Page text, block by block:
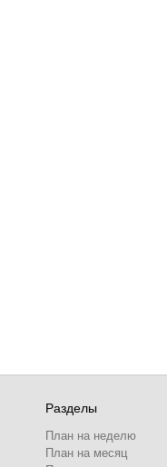
Разделы
План на неделю
План на месяц